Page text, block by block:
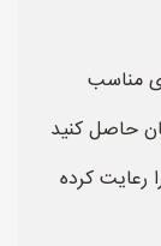
مناسب
حاصل کنید
رعایت کرده